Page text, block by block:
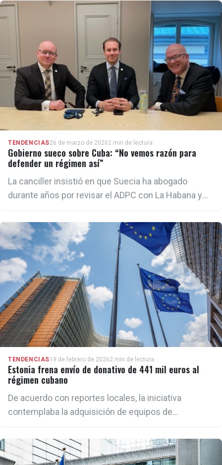
TENDENCIAS26 de marzo de 20262 min de lectura
Gobierno sueco sobre Cuba: “No vemos razón para
defender un régimen así”
La canciller insistió en que Suecia ha abogado
durante años por revisar el ADPC con La Habana y
alinean con esa postura.
TENDENCIAS19 de febrero de 20262 min de lectura
Estonia frena envío de donativo de 441 mil euros al
régimen cubano
De acuerdo con reportes locales, la iniciativa
contemplaba la adquisición de equipos de
(TIC) a través de una licitación pública valorada en
441 mil euros.